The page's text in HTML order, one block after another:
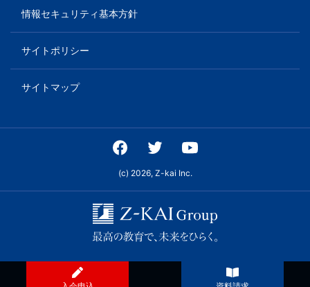
社情報セキュリティ基本方針
サイトポリシー
サイトマップ
(c) 2026, Z-kai Inc.